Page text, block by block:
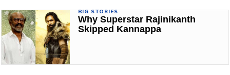
BIG STORIES
Why Superstar Rajinikanth
Skipped Kannappa